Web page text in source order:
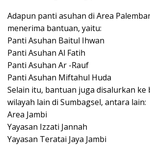
Adapun panti asuhan di Area
menerima bantuan, yaitu:
Panti Asuhan Baitul Ihwan
Panti Asuhan Al Fatih
Panti Asuhan Ar -Rauf
Panti Asuhan Miftahul Huda
Selain itu, bantuan juga disalurkan ke
wilayah lain di Sumbagsel, antara lain:
Area Jambi
Yayasan Izzati Jannah
Yayasan Teratai Jaya Jambi